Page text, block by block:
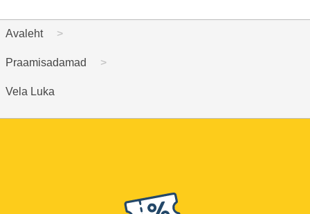
Avaleht
Praamisadamad
Vela Luka